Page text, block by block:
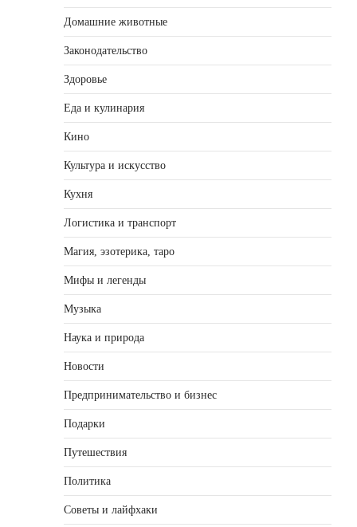
Домашние животные
Законодательство
Здоровье
Еда и кулинария
Кино
Культура и искусство
Кухня
Логистика и транспорт
Магия, эзотерика, таро
Мифы и легенды
Музыка
Наука и природа
Новости
Предпринимательство и бизнес
Подарки
Путешествия
Политика
Советы и лайфхаки